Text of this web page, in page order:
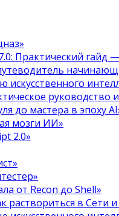
Практический гайд
искусственного
руководство
до мастера в эпоху
мозги ИИ»
2.0»
от Recon до Shell»
раствориться в Сети